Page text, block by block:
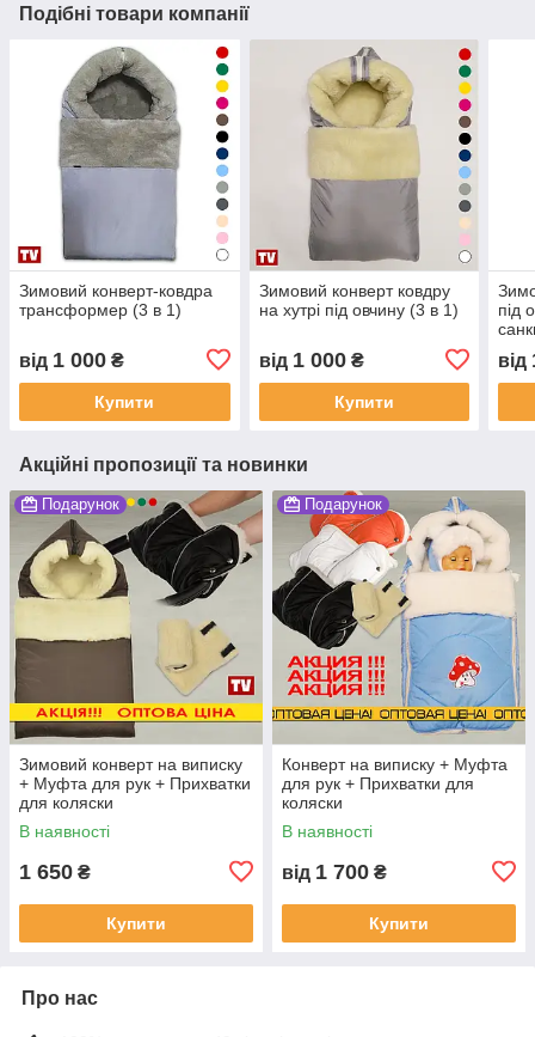
Подібні товари компанії
Зимовий конверт-ковдра
трансформер (3 в 1)
від 1 000 ₴
Купити
Зимовий конверт ковдру
на хутрі під овчину (3 в 1)
від 1 000₴
Купити
під
від
Акційні пропозиції та новинки
Подарунок
Зимовий конверт на виписку
+ Муфта для рук + Прихватки
для коляски
В наявності
1 650 ₴
Купити
Подарунок
Конверт на виписку + Муфта
для рук + Прихватки для
коляски
В наявності
від 1 700 ₴
Купити
Про нас